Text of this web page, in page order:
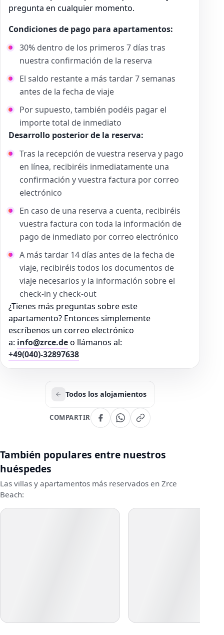
pregunta en cualquier momento.
Condiciones de pago para apartamentos:
30% dentro de los primeros 7 días tras
nuestra confirmación de la reserva
El saldo restante a más tardar 7 semanas
antes de la fecha de viaje
Por supuesto, también podéis pagar el
importe total de inmediato
Desarrollo posterior de la reserva:
Tras la recepción de vuestra reserva y pago
en línea, recibiréis inmediatamente una
confirmación y vuestra factura por correo
electrónico
En caso de una reserva a cuenta, recibiréis
vuestra factura con toda la información de
pago de inmediato por correo electrónico
A más tardar 14 días antes de la fecha de
viaje, recibiréis todos los documentos de
viaje necesarios y la información sobre el
check-in y check-out
¿Tienes más preguntas sobre este
apartamento? Entonces simplemente
escríbenos un correo electrónico
a: info@zrce.deo llámanos al:
+49(040)-32897638
Todos los alojamientos
COMPARTIR
También populares entre nuestros
huéspedes
Las villas y apartamentos más reservados en Zrce
Beach: